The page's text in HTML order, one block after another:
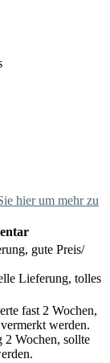
hier um mehr zu
gute Preis/
Lieferung, tolles
fast 2 Wochen,
werden.
Wochen, sollte